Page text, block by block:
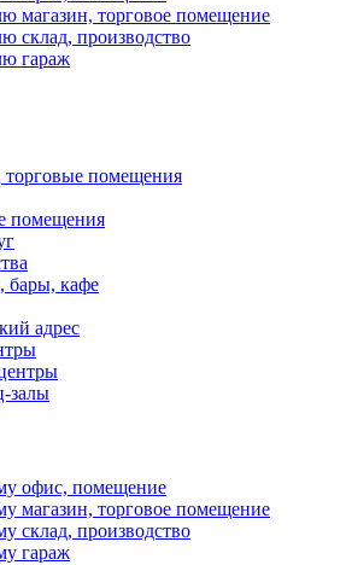
магазин, торговое помещение
склад, производство
гараж
помещения
помещения
бары, кафе
адрес
залы
офис, помещение
магазин, торговое помещение
склад, производство
гараж